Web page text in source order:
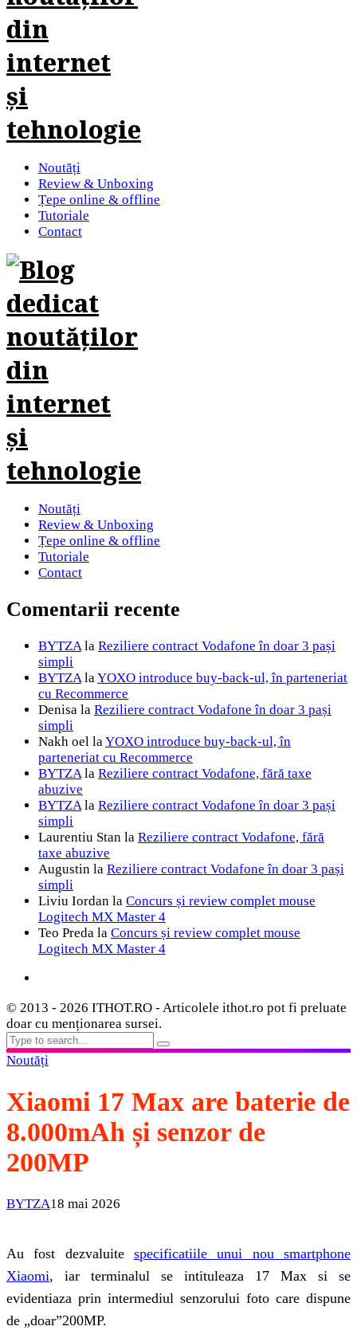
Noutăți
Review & Unboxing
Țepe online & offline
Tutoriale
Contact
Noutăți
Review & Unboxing
Țepe online & offline
Tutoriale
Contact
Comentarii recente
BYTZAla Reziliere contract Vodafone în doar 3 pași
simpli
BYTZAlaYOXO introduce buy-back-ul, în parteneriat
cu Recommerce
Denisa la Reziliere contract Vodafone în doar 3 pași
simpli
Nakh oel laYOXO introduce buy-back-ul, în
parteneriat cu Recommerce
BYTZAla Reziliere contract Vodafone, fără taxe
abuzive
BYTZAla Reziliere contract Vodafone în doar 3 pași
simpli
Laurentiu Stan la Reziliere contract Vodafone, fără
taxe abuzive
Augustin la Reziliere contract Vodafone în doar 3 pași
simpli
Liviu Iordan la Concurs și review complet mouse
Logitech MX Master 4
Teo Preda la Concurs și review complet mouse
Logitech MX Master 4
© 2013 - 2026 ITHOT.RO - Articolele ithot.ro pot fi preluate
doar cu menționarea sursei.
Noutăți
Xiaomi 17 Max are baterie de
8.000mAh și senzor de
200MP
BYTZA18 mai 2026
Au fost dezvaluite specificatiile unui nou smartphone
Xiaomi, iar terminalul se intituleaza 17 Max si se
evidentiaza prin intermediul senzorului foto care dispune
de „doar”200MP.